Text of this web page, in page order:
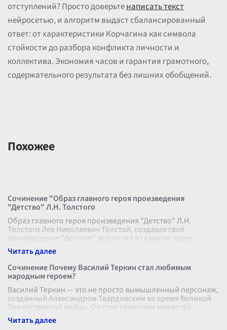
отступлений? Просто доверьтенаписать текст
нейросетью, и алгоритм выдаст сбалансированный
ответ: от характеристики Корчагина как символа
стойкости до разбора конфликта личности и
коллектива. Экономия часов и гарантия грамотного,
содержательного результата без лишних обобщений.
Похожее
Сочинение "Образ главного героя произведения
"Детство" Л.Н. Толстого
Образ главного героя произведения "Детство" Л.Н.
Толстого Лев Николаевич Толстой, создавая своё
произведение "Детство", воплотил в главном герое
Николеньке Иртеньеве целую палитру
Сочинение Почему Василий Теркин стал любимым
народным героем?
Василий Теркин — это не просто вымышленный персонаж,
созданный Александром Твардовским во время Великой
Отечественной войны. Он стал символом мужества,
стойкости и народной мудрост